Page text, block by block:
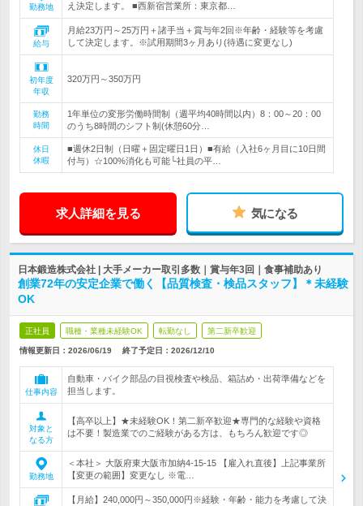
勤務地
え決定します。 ■西新宿営業所：東京都…
給与
月給23万円～25万円＋諸手当＋賞与年2回※年齢・経験等を考慮
して決定します。※試用期間3ヶ月あり(待遇に変更なし)
初年度
年収
320万円～350万円
勤務
時間
1年単位の変形労働時間制（週平均40時間以内）8：00～20：00
のうち8時間のシフト制(休憩60分…
休日
休暇
■週休2日制（日曜＋固定曜日1日）■有給（入社6ヶ月目に10日間
付与）☆100%消化も可能└社員の平…
求人詳細を見る 気になる
日本鍛造株式会社 | 大手メーカー取引多数｜賞与年3回｜食事補助あり
創業72年の安定企業で働く【品質検査・検品スタッフ】＊未経験
OK
正社員 職種・業種未経験OK 転勤なし 第二新卒歓迎
情報更新日：2026/06/19 終了予定日： 2026/12/10
仕事内容
自動車・バイク部品の目視検査や検品、箱詰め・出荷準備などを
担当します。
対象と
なる方
【高卒以上】★未経験OK！第二新卒歓迎★専門的な経験や資格
は不要！製造業でのご経験がある方は、もちろん歓迎です◎
勤務地
＜本社＞ 大阪府東大阪市加納4-15-15 【雇入れ直後】上記事業所
【変更の範囲】変更なし ※電…
【月給】240,000円～350,000円※経験・年齢・能力を考慮して決